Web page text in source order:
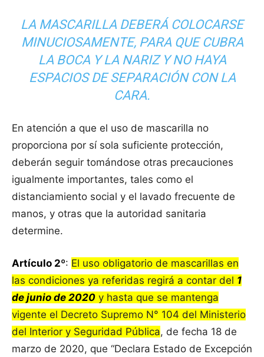
LA MASCARILLA DEBERÁ COLOCARSE
MINUCIOSAMENTE, PARA QUE CUBRA
LA BOCA Y LA NARIZ Y NO HAYA
ESPACIOS DE SEPARACIÓN CON LA
CARA.
En atención a que el uso de mascarilla no
proporciona por sí sola suficiente protección,
deberán seguir tomándose otras precauciones
igualmente importantes, tales como el
distanciamiento social y el lavado frecuente de
manos, y otras que la autoridad sanitaria
determine.
Artículo 2º: El uso obligatorio de mascarillas en
las condiciones ya referidas regirá a contar del 1
de junio de 2020 y hasta que se mantenga
vigente el Decreto Supremo N° 104 del Ministerio
del Interior y Seguridad Pública, de fecha 18 de
marzo de 2020, que “Declara Estado de Excepción